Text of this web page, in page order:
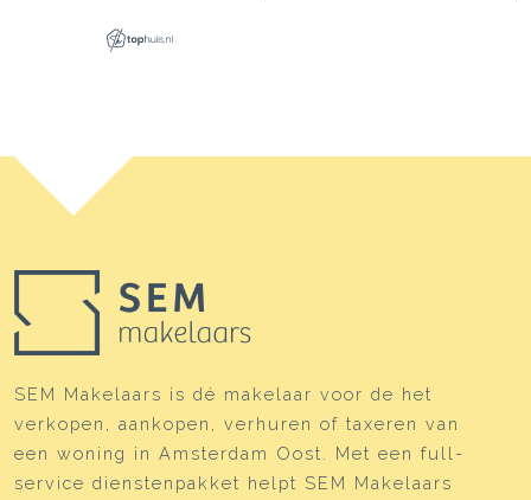
Energielabel
Verwarming Cv ketel
Warm water
Soort parkeergelegenheid
parkeren,
SEM Makelaars is dé makelaar voor de het
verkopen, aankopen, verhuren of taxeren van
een woning in Amsterdam Oost. Met een full-
service dienstenpakket helpt SEM Makelaars